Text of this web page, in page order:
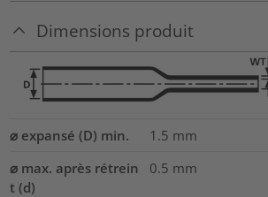
Dimensions produit
⌀ expansé (D) min. 1.5 mm
⌀ max. après rétrein
t (d)
0.5 mm